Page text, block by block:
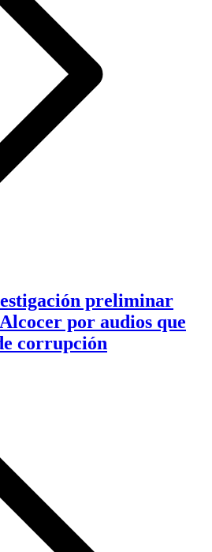
preliminar
por audios que
corrupción